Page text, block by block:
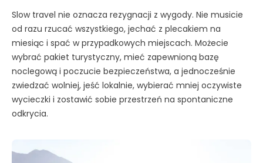
Slow travel nie oznacza rezygnacji z wygody. Nie musicie
od razu rzucać wszystkiego, jechać z plecakiem na
miesiąc i spać w przypadkowych miejscach. Możecie
wybrać pakiet turystyczny, mieć zapewnioną bazę
noclegową i poczucie bezpieczeństwa, a jednocześnie
zwiedzać wolniej, jeść lokalnie, wybierać mniej oczywiste
wycieczki i zostawić sobie przestrzeń na spontaniczne
odkrycia.